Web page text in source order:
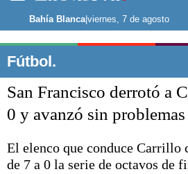
Noticias
La ciudad
Punta
El mundo
Seguridad
Deportes
Liga del
Bahía Blanca|viernes, 7 de agosto
Fútbol.
San Francisco derrotó a
0 y avanzó sin problemas
El elenco que conduce Carrillo
de 7 a 0 la serie de octavos de